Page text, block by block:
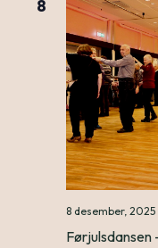
8
Førjulsdansen
8 desember, 2025